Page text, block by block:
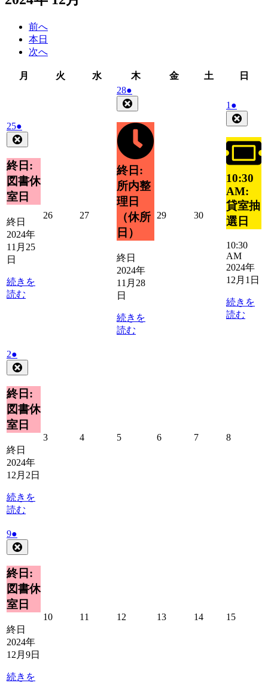
前へ
本日
次へ
月 火火
水 木木
金金
土 日
252024
年
11
月
25
日
●
件
の
イ
ベ
ン
ト)
終日:
図書休
室日
終日
2024年
11月25
日
続きを
読む
262024
272024
282024
年
11
月
日
●
件
の
イ
ベ
ン
ト)
終日:
所内整
理日
（休所
日）
終日
2024年
11月28
日
続きを
読む
292024
302024
1 2024
年
12
月
日
●
件
の
イ
ン
ト)
10:30
AM:
貸室抽
選日
10:30
AM
2024年
12月1日
続きを
読む
22024
年
12
月
2
日
●
件
の
イ
ベ
ン
ト)
終日:
図書休
室日
終日
2024年
12月2日
続きを
読む
32024
42024
52024
62024
72024
82024
92024
年
12
月
9
日
●
件
の
イ
ベ
ン
ト)
終日:
図書休
室日
終日
2024年
12月9日
続きを
102024
11 12 132024
142024
152024